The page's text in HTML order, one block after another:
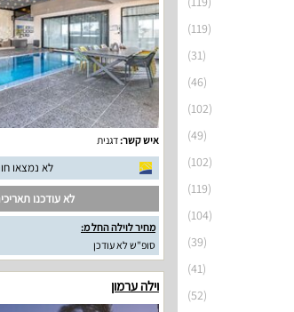
(119)
(31)
(46)
(102)
(49)
(102)
(119)
(104)
(39)
(41)
(52)
איש קשר:דגנית
לא נמצאו
לא עודכנו
מחיר לוילה החל מ:
סופ"ש לא עודכן
וילה ערמון